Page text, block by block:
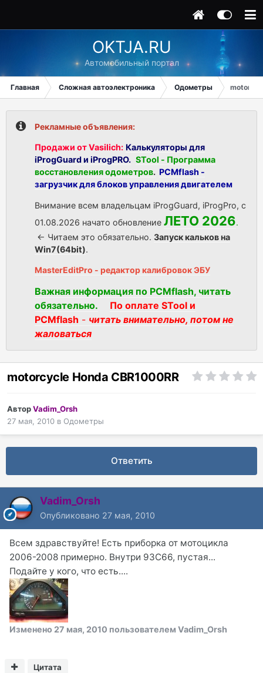
OKTJA.RU
Автомобильный портал
Главная Сложная автоэлектроника Одометры
Рекламные объявления:
Продажи от Vasilich: Калькуляторы для
iProgGuard и iProgPRO. STool - Программа
восстановления одометров. PCMflash -
загрузчик для блоков управления двигателем
Внимание всем владельцам iProgGuard, iProgPro, с
01.08.2026 начато обновление ЛЕТО 2026.
<- Читаем это обязательно. Запуск кальков на
Win7(64bit).
MasterEditPro - редактор калибровок ЭБУ
Важная информация по PCMflash, читать
обязательно.
По оплате STool и
PCMflash - читать внимательно, потом не
жаловаться
motorcycle Honda CBR1000RR
АвторVadim_Orsh
27 мая, 2010 в Одометры
Ответить
Vadim_Orsh
Опубликовано 27 мая, 2010
Всем здравствуйте! Есть приборка от мотоцикла
2006-2008 примерно. Внутри 93С66, пустая...
Подайте у кого, что есть....
Изменено 27 мая, 2010 пользователем Vadim_Orsh
Цитата